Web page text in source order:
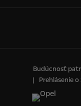
Budúcnosť
Prehlásenie